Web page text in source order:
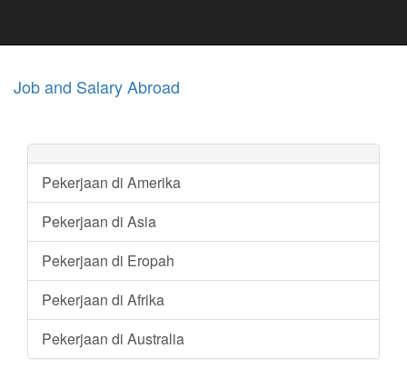
Job and Salary Abroad
Pekerjaan di Amerika
Pekerjaan di Asia
Pekerjaan di Eropah
Pekerjaan di Afrika
Pekerjaan di Australia